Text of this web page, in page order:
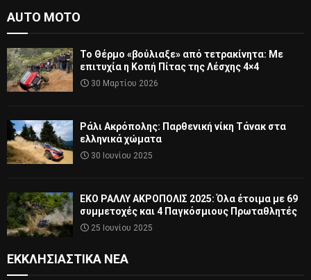
AUTO MOTO
Το Θέρμο «βούλιαξε» από τετρακίνητα: Με
επιτυχία η Κοπή Πίτας της Λέσχης 4×4
30 Μαρτίου 2026
Ράλι Ακρόπολης: Παρθενική νίκη Τάνακ στα
ελληνικά χώματα
30 Ιουνίου 2025
ΕΚΟ ΡΑΛΛΥ ΑΚΡΟΠΟΛΙΣ 2025: Όλα έτοιμα με 69
συμμετοχές και 4 Παγκόσμιους Πρωταθλητές
25 Ιουνίου 2025
ΕΚΚΛΗΣΙΑΣΤΙΚΆ ΝΈΑ